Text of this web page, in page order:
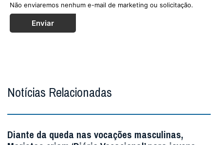
Não enviaremos nenhum e-mail de marketing ou solicitação.
Enviar
Notícias Relacionadas
Diante da queda nas vocações masculinas,